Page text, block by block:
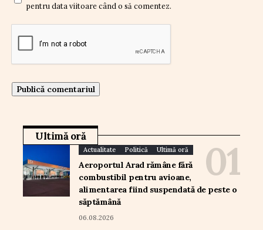
pentru data viitoare când o să comentez.
Ultimă oră
Actualitate Politică Ultimă oră
Aeroportul Arad rămâne fără
combustibil pentru avioane,
alimentarea fiind suspendată de peste o
săptămână
06.08.2026